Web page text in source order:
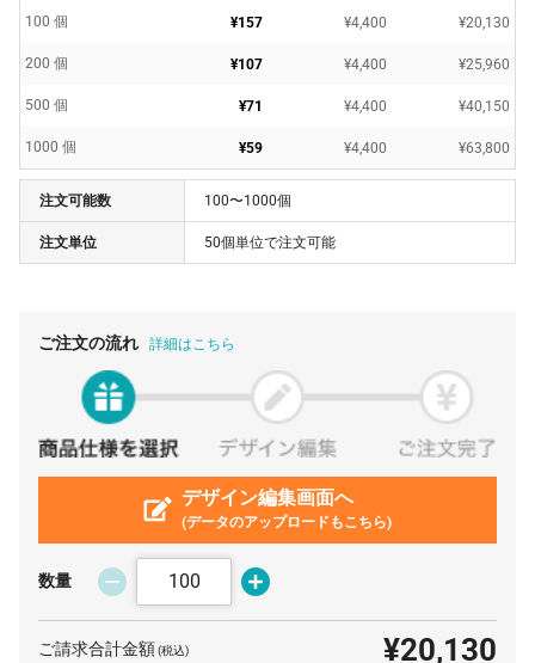
100 個 ¥157 ¥4,400 ¥20,130
200 個 ¥107 ¥4,400 ¥25,960
500 個 ¥71 ¥4,400 ¥40,150
1000 個 ¥59 ¥4,400 ¥63,800
注文可能数 100〜1000個
注文単位 50個単位で注文可能
ご注文の流れ 詳細はこちら
デザイン編集画面へ
(データのアップロードもこちら)
数量
ご請求合計金額(税込) ¥20,130